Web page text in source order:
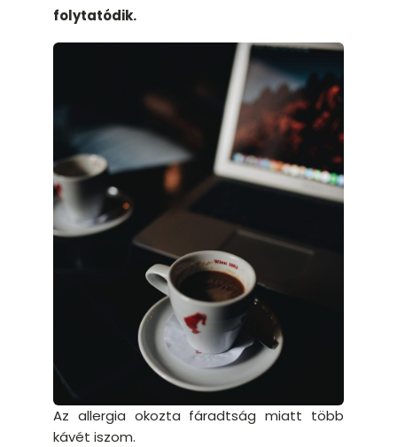
folytatódik.
Az allergia okozta fáradtság miatt több
kávét iszom.